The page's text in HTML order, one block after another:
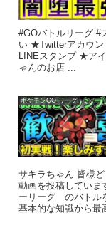
#GOバトルリーグ #
い ★Twitterアカウ
LINEスタンプ ★ア
ゃんのお店 ...
ポケモンGO リーグ
サキラちゃん 皆様
動画を投稿してい
ーリーグ のバトル
基本的な知識から最